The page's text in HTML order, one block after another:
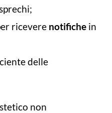
ricevere notifiche in
delle
non